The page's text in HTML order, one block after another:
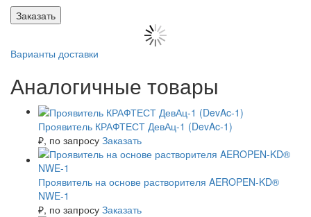
Заказать
Варианты доставки
Аналогичные товары
Проявитель КРАФТЕСТ ДевАц-1 (DevAc-1)
₽, по запросу Заказать
Проявитель на основе растворителя AEROPEN-KD®
NWE-1
₽, по запросу Заказать